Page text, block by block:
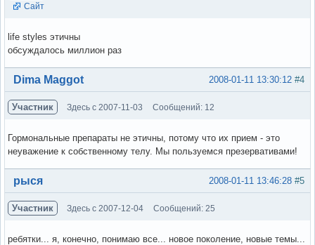
Сайт
life styles этичны
обсуждалось миллион раз
Вне форума #4
2008-01-11 13:30:12
Dima Maggot
Участник Здесь с 2007-11-03 Сообщений: 12
Гормональные препараты не этичны, потому что их прием - это
неуважение к собственному телу. Мы пользуемся презервативами!
Вне форума #5
2008-01-11 13:46:28
рыся
Участник Здесь с 2007-12-04 Сообщений: 25
ребятки... я, конечно, понимаю все... новое поколение, новые темы...